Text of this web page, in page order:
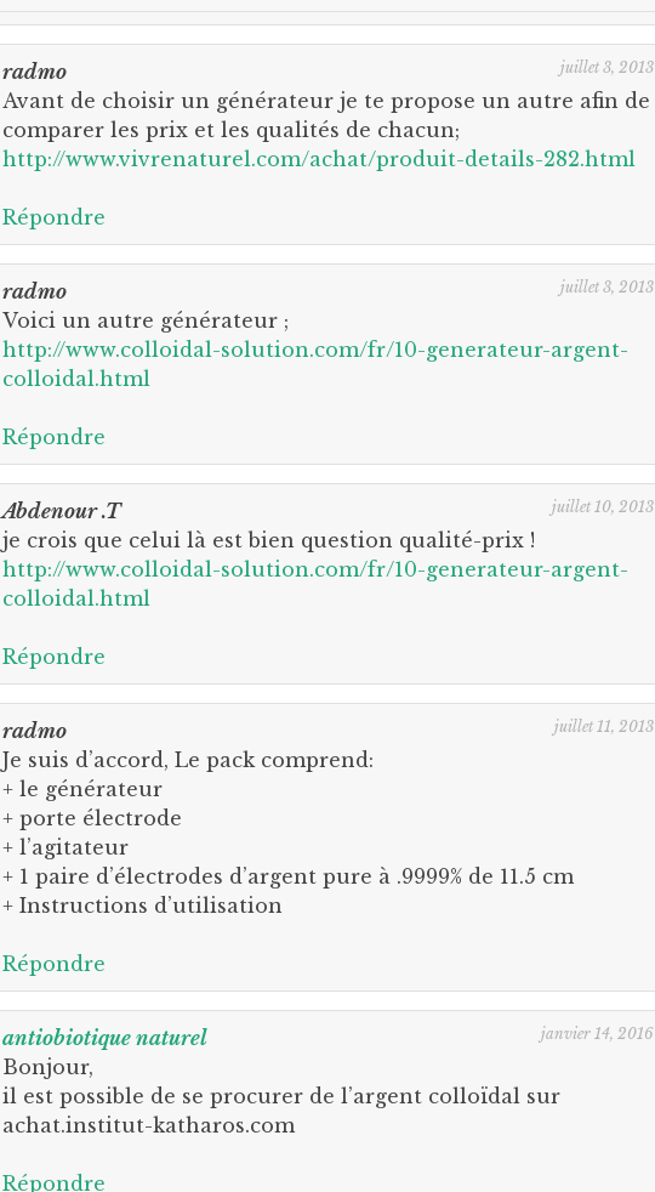
radmo juillet 3, 2013
Avant de choisir un générateur je te propose un autre afin de
comparer les prix et les qualités de chacun;
http://www.vivrenaturel.com/achat/produit-details-282.html
Répondre
radmo juillet 3, 2013
Voici un autre générateur ;
http://www.colloidal-solution.com/fr/10-generateur-argent-
colloidal.html
Répondre
Abdenour .T juillet 10, 2013
je crois que celui là est bien question qualité-prix !
http://www.colloidal-solution.com/fr/10-generateur-argent-
colloidal.html
Répondre
radmo juillet 11, 2013
Je suis d’accord, Le pack comprend:
+ le générateur
+ porte électrode
+ l’agitateur
+ 1 paire d’électrodes d’argent pure à .9999% de 11.5 cm
+ Instructions d’utilisation
Répondre
antiobiotique naturel janvier 14, 2016
Bonjour,
il est possible de se procurer de l’argent colloïdal sur
achat.institut-katharos.com
Répondre